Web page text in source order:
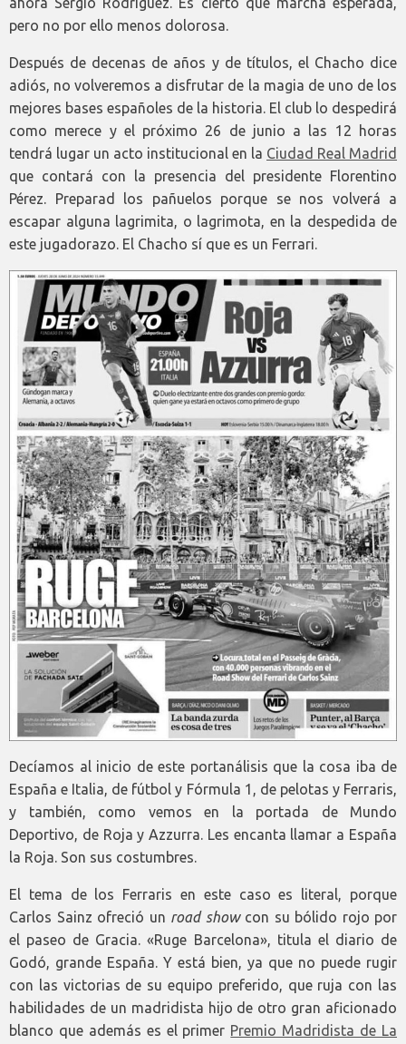
pero no por ello menos dolorosa.
Después de decenas de años y de títulos, el Chacho dice
adiós, no volveremos a disfrutar de la magia de uno de los
mejores bases españoles de la historia. El club lo despedirá
como merece y el próximo 26 de junio a las 12 horas
tendrá lugar un acto institucional en la Ciudad Real Madrid
que contará con la presencia del presidente Florentino
Pérez. Preparad los pañuelos porque se nos volverá a
escapar alguna lagrimita, o lagrimota, en la despedida de
este jugadorazo. El Chacho sí que es un Ferrari.
Decíamos al inicio de este portanálisis que la cosa iba de
España e Italia, de fútbol y Fórmula 1, de pelotas y Ferraris,
y también, como vemos en la portada de Mundo
Deportivo, de Roja y Azzurra. Les encanta llamar a España
la Roja. Son sus costumbres.
El tema de los Ferraris en este caso es literal, porque
Carlos Sainz ofreció un road showcon su bólido rojo por
el paseo de Gracia. «Ruge Barcelona», titula el diario de
Godó, grande España. Y está bien, ya que no puede rugir
con las victorias de su equipo preferido, que ruja con las
habilidades de un madridista hijo de otro gran aficionado
blanco que además es el primer Premio Madridista de La